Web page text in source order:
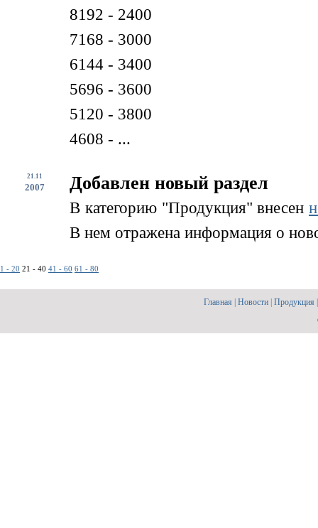
8192 - 2400
7168 - 3000
6144 - 3400
5696 - 3600
5120 - 3800
4608 - ...
21.11
2007 Добавлен новый раздел
В категорию "Продукция" внесен
В нем отражена информация о
1 - 20 21 - 40 41 - 60 61 - 80
Главная Новости Продукция